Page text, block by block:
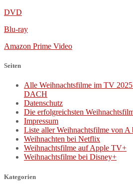
DVD
Blu-ray
Amazon Prime Video
Seiten
Alle Weihnachtsfilme im TV
DACH
Datenschutz
Die erfolgreichsten
Impressum
Liste aller Weihnachtsfilme von A
Weihnachten bei Netflix
Weihnachtsfilme auf Apple TV+
Weihnachtsfilme bei Disney+
Kategorien